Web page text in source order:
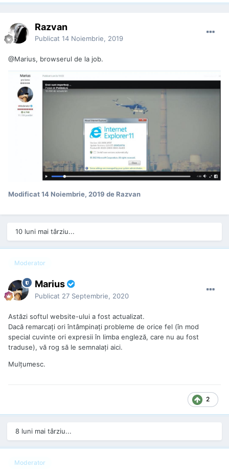
Razvan
Publicat 14 Noiembrie, 2019
@Marius, browserul de la job.
Modificat14 Noiembrie, 2019 de Razvan
10 luni mai târziu...
Moderator
Marius
Publicat 27 Septembrie, 2020
Astăzi softul website-ului a fost actualizat.
Dacă remarcaţi ori întâmpinaţi probleme de orice fel (în mod
special cuvinte ori expresii în limba engleză, care nu au fost
traduse), vă rog să le semnalaţi aici.
Mulţumesc.
2
8 luni mai târziu...
Moderator